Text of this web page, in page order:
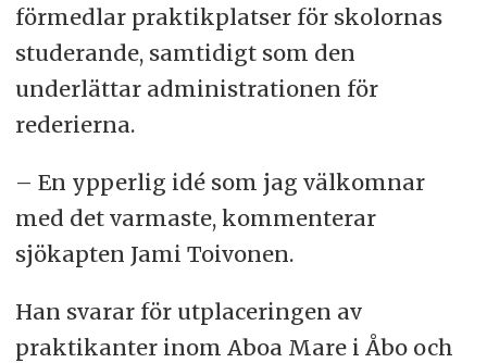
förmedlar praktikplatser för skolornas
studerande, samtidigt som den
underlättar administrationen för
rederierna.
– En ypperlig idé som jag välkomnar
med det varmaste, kommenterar
sjökapten Jami Toivonen.
Han svarar för utplaceringen av
praktikanter inom Aboa Mare i Åbo och